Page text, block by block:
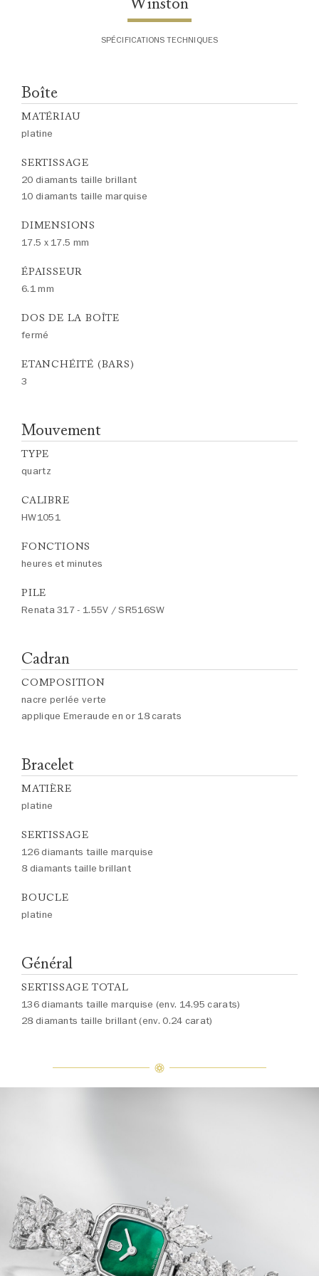
SPÉCIFICATIONS TECHNIQUES
Boîte
MATÉRIAU
platine
SERTISSAGE
20 diamants taille brillant
10 diamants taille marquise
DIMENSIONS
17.5 x 17.5 mm
ÉPAISSEUR
6.1 mm
DOS DE LA BOÎTE
fermé
ETANCHÉITÉ (BARS)
3
Mouvement
TYPE
quartz
CALIBRE
HW1051
FONCTIONS
heures et minutes
PILE
Renata 317 - 1.55V / SR516SW
Cadran
COMPOSITION
nacre perlée verte
applique Emeraude en or 18 carats
Bracelet
MATIÈRE
platine
SERTISSAGE
126 diamants taille marquise
8 diamants taille brillant
BOUCLE
platine
Général
SERTISSAGE TOTAL
136 diamants taille marquise (env. 14.95 carats)
28 diamants taille brillant (env. 0.24 carat)